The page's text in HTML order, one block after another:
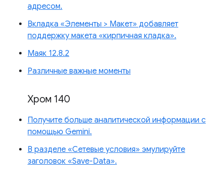
адресом.
Вкладка «Элементы > Макет» добавляет
поддержку макета «кирпичная кладка».
Маяк 12.8.2
Различные важные моменты
Хром 140
Получите больше аналитической информации с
помощью Gemini.
В разделе «Сетевые условия» эмулируйте
заголовок «Save-Data».